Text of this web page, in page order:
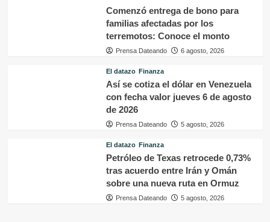
Comenzó entrega de bono para
familias afectadas por los
terremotos: Conoce el monto
Prensa Dateando 6 agosto, 2026
El datazo Finanza
Así se cotiza el dólar en Venezuela
con fecha valor jueves 6 de agosto
de 2026
Prensa Dateando 5 agosto, 2026
El datazo Finanza
Petróleo de Texas retrocede 0,73%
tras acuerdo entre Irán y Omán
sobre una nueva ruta en Ormuz
Prensa Dateando 5 agosto, 2026